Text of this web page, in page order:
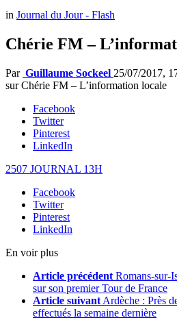
in Journal du Jour - Flash
Chérie FM –
Par Guillaume Sockeel 25/07/2017,
sur Chérie FM – L’information locale
Facebook
Twitter
Pinterest
LinkedIn
2507 JOURNAL 13H
Facebook
Twitter
Pinterest
LinkedIn
En voir plus
Article précédent Romans-sur-
sur son premier Tour de France
Article suivant Ardèche : Près
effectués la semaine dernière